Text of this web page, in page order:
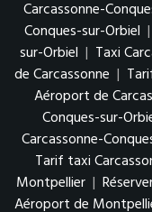
Carcassonne-
Conques-sur-Orbiel |
sur-Orbiel | Taxi
de Carcassonne |
Aéroport de
Conques-sur-
Carcassonne-
Tarif taxi
Montpellier |
Aéroport de